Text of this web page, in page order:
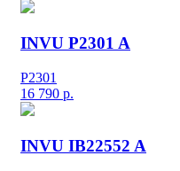
INVU P2301 A
P2301
16 790 р.
INVU IB22552 A